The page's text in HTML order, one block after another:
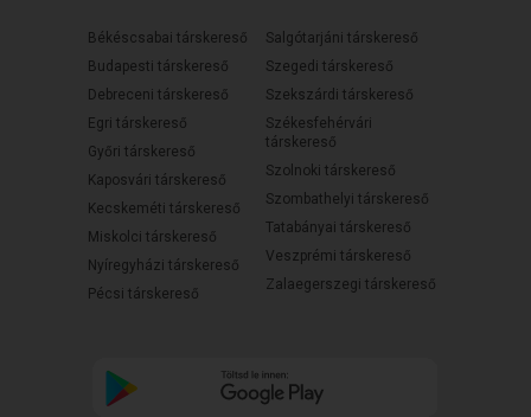
Békéscsabai társkereső
Budapesti társkereső
Debreceni társkereső
Egri társkereső
Győri társkereső
Kaposvári társkereső
Kecskeméti társkereső
Miskolci társkereső
Nyíregyházi társkereső
Pécsi társkereső
Salgótarjáni társkereső
Szegedi társkereső
Szekszárdi társkereső
Székesfehérvári
társkereső
Szolnoki társkereső
Szombathelyi társkereső
Tatabányai társkereső
Veszprémi társkereső
Zalaegerszegi társkereső